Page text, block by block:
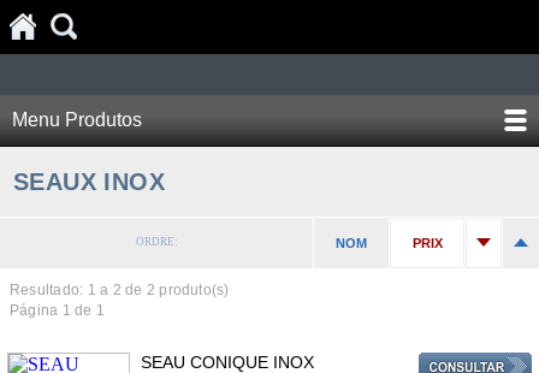
Menu Produtos
SEAUX INOX
ORDRE: NOM PRIX
Resultado: 1 a 2 de 2 produto(s)
Página 1 de 1
SEAU CONIQUE INOX